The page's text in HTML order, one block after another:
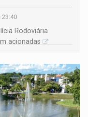
23:40
Rodoviária
acionadas